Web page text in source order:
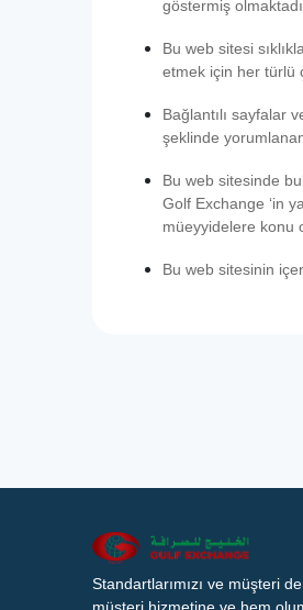
göstermiş
Bu web sitesi
etmek için her türlü
Bağlantılı sayfalar
şeklinde
Bu web sitesinde
Golf Exchange ‘in
müeyyidelere konu
Bu web sitesinin
Standartlarımızı ve müşteri